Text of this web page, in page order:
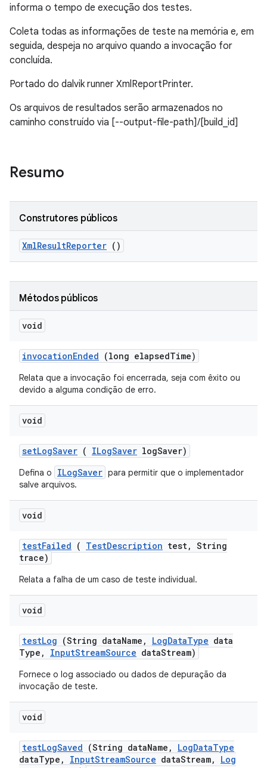
informa o tempo de execução dos testes.
Coleta todas as informações de teste na memória e, em
seguida, despeja no arquivo quando a invocação for
concluída.
Portado do dalvik runner XmlReportPrinter.
Os arquivos de resultados serão armazenados no
caminho construído via [--output-file-path]/[build_id]
Resumo
Construtores públicos
XmlResultReporter ()
Métodos públicos
void
invocationEnded (long elapsedTime)
Relata que a invocação foi encerrada, seja com êxito ou
devido a alguma condição de erro.
void
setLogSaver ( ILogSaver logSaver)
Defina o ILogSaver para permitir que o implementador
salve arquivos.
void
testFailed ( TestDescription test, String
trace)
Relata a falha de um caso de teste individual.
void
testLog (String dataName , LogDataType data
Type , InputStreamSource dataStream)
Fornece o log associado ou dados de depuração da
invocação de teste.
void
testLogSaved (String dataName , LogDataType
dataType , InputStreamSource dataStream,
Log